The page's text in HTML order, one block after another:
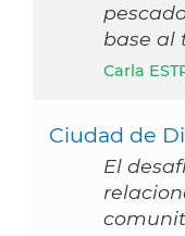
base al
Carla
Ciudad de
El